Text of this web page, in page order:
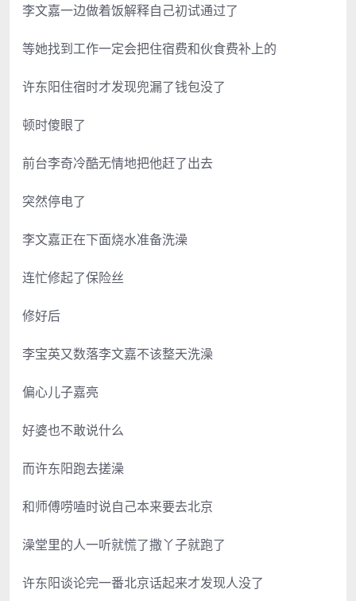
李文嘉一边做着饭解释自己初试通过了
等她找到工作一定会把住宿费和伙食费补上的
许东阳住宿时才发现兜漏了钱包没了
顿时傻眼了
前台李奇冷酷无情地把他赶了出去
突然停电了
李文嘉正在下面烧水准备洗澡
连忙修起了保险丝
修好后
李宝英又数落李文嘉不该整天洗澡
偏心儿子嘉亮
好婆也不敢说什么
而许东阳跑去搓澡
和师傅唠嗑时说自己本来要去北京
澡堂里的人一听就慌了撒丫子就跑了
许东阳谈论完一番北京话起来才发现人没了